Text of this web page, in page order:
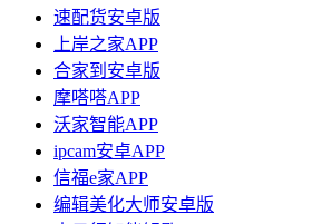
速配货安卓版
上岸之家APP
合家到安卓版
摩嗒嗒APP
沃家智能APP
ipcam安卓APP
信福e家APP
编辑美化大师安卓版